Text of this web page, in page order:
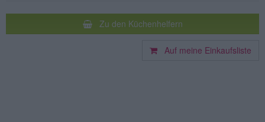
Zu den Küchenhelfern
Auf meine Einkaufsliste